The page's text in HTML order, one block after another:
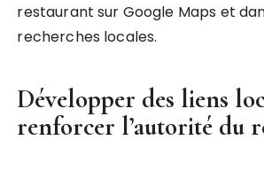
restaurant sur Google Maps et
recherches locales.
Développer des liens
renforcer l’autorité du